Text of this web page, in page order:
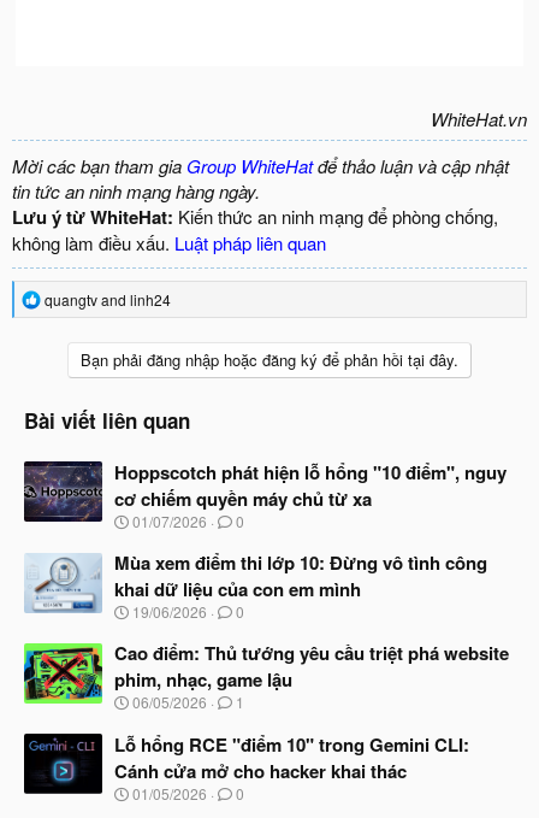
WhiteHat.vn
Mời các bạn tham gia Group WhiteHatđể thảo luận và cập nhật
tin tức an ninh mạng hàng ngày.
Lưu ý từ WhiteHat: Kiến thức an ninh mạng để phòng chống,
không làm điều xấu. Luật pháp liên quan
R
e
o
n
:
quangtvand linh24
Bạn phải đăng nhập hoặc đăng ký để phản hồi tại đây.
Bài viết liên quan
Hoppscotch phát hiện lỗ hổng "10 điểm", nguy
cơ chiếm quyền máy chủ từ xa
N
à
b
ắ
đ
ầ
u
01/07/2026 0
Mùa xem điểm thi lớp 10: Đừng vô tình công
khai dữ liệu của con em mình
N
à
b
ắ
đ
ầ
u
19/06/2026 0
Cao điểm: Thủ tướng yêu cầu triệt phá website
phim, nhạc, game lậu
N
à
y
b
ắ
06/05/2026 1
Lỗ hổng RCE "điểm 10" trong Gemini CLI:
Cánh cửa mở cho hacker khai thác
N
01/05/2026 0